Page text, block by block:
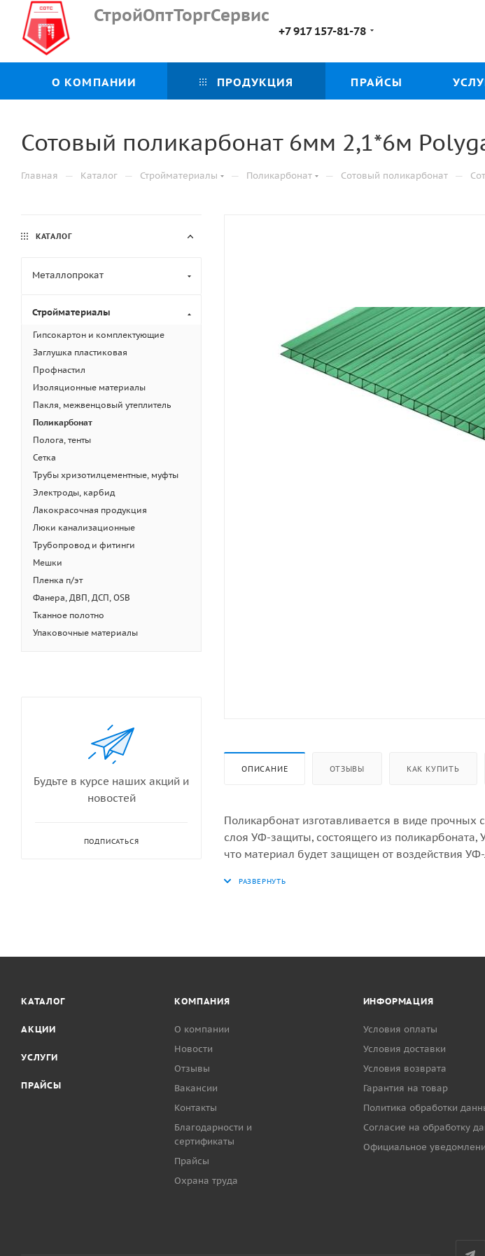
СтройОптТоргСервис
+7 917 157-81-78
О КОМПАНИИ ПРОДУКЦИЯ ПРАЙСЫ
Сотовый поликарбонат 6мм 2,1*6м
Главная — Каталог — Стройматериалы — Поликарбонат — Сотовый поликарбонат —
ОПИСАНИЕ ОТЗЫВЫ КАК КУПИТЬ
Поликарбонат изготавливается в виде
слоя УФ-защиты, состоящего из поликарбоната,
что материал будет защищен от воздействия
сооружения, летние душевые кабины,
КАТАЛОГ
Металлопрокат
Стройматериалы
Гипсокартон и комплектующие
Заглушка пластиковая
Профнастил
Изоляционные материалы
Пакля, межвенцовый утеплитель
Поликарбонат
Полога, тенты
Сетка
Трубы хризотилцементные, муфты
Электроды, карбид
Лакокрасочная продукция
Люки канализационные
Трубопровод и фитинги
Мешки
Пленка п/эт
Фанера, ДВП, ДСП, OSB
Тканное полотно
Упаковочные материалы
Будьте в курсе наших акций и
новостей
ПОДПИСАТЬСЯ
КАТАЛОГ
АКЦИИ
УСЛУГИ
ПРАЙСЫ
КОМПАНИЯ
О компании
Новости
Отзывы
Вакансии
Контакты
Благодарности и
сертификаты
Прайсы
Охрана труда
ИНФОРМАЦИЯ
Условия оплаты
Условия доставки
Условия возврата
Гарантия на товар
Политика обработки
Согласие на обработку
Официальное